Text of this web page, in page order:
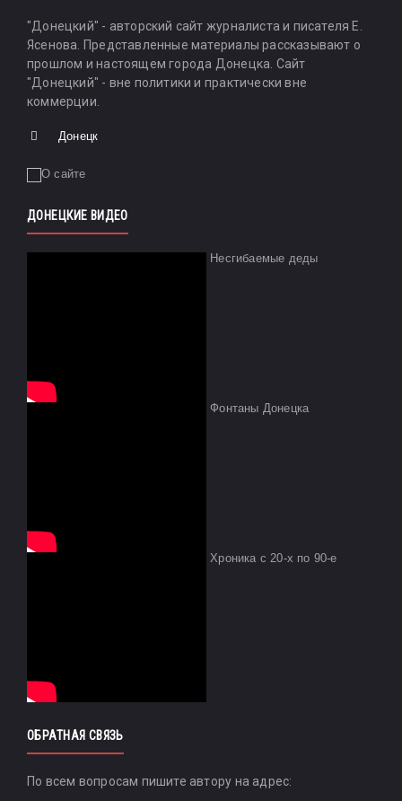
"Донецкий" - авторский сайт журналиста и писателя Е.
Ясенова. Представленные материалы рассказывают о
прошлом и настоящем города Донецка. Сайт
"Донецкий" - вне политики и практически вне
коммерции.
Донецк
ДОНЕЦКИЕ ВИДЕО
Несгибаемые деды
Фонтаны Донецка
Хроника с 20-х по 90-е
ОБРАТНАЯ СВЯЗЬ
По всем вопросам пишите автору на адрес: